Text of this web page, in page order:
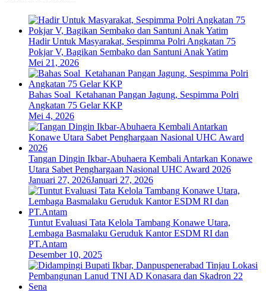
Hadir Untuk Masyarakat, Sespimma Polri Angkatan 75
Pokjar V, Bagikan Sembako dan Santuni Anak Yatim
Mei 21, 2026
Bahas Soal Ketahanan Pangan Jagung, Sespimma Polri
Angkatan 75 Gelar KKP
Mei 4, 2026
Tangan Dingin Ikbar-Abuhaera Kembali Antarkan Konawe
Utara Sabet Penghargaan Nasional UHC Award 2026
Januari 27, 2026Januari 27, 2026
Tuntut Evaluasi Tata Kelola Tambang Konawe Utara,
Lembaga Basmalaku Geruduk Kantor ESDM RI dan
PT.Antam
Desember 10, 2025